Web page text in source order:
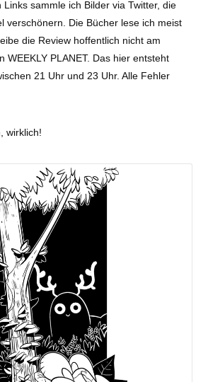
Links sammle ich Bilder via Twitter, die
verschönern. Die Bücher lese ich meist
die Review hoffentlich nicht am
WEEKLY PLANET. Das hier entsteht
21 Uhr und 23 Uhr. Alle Fehler
wirklich!